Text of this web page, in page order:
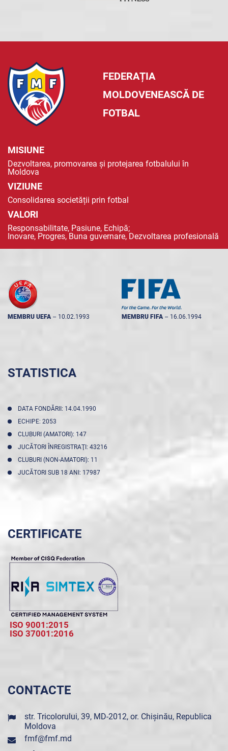
FEDERAȚIA
MOLDOVENEASCĂ DE
FOTBAL
MISIUNE
Dezvoltarea, promovarea și protejarea fotbalului în
Moldova
VIZIUNE
Consolidarea societății prin fotbal
VALORI
Responsabilitate, Pasiune, Echipă;
Inovare, Progres, Buna guvernare, Dezvoltarea profesională
MEMBRU UEFA -- 10.02.1993 MEMBRU FIFA -- 16.06.1994
STATISTICA
DATA FONDĂRII: 14.04.1990
ECHIPE: 2053
CLUBURI (AMATORI): 147
JUCĂTORI ÎNREGISTRAŢI: 43216
CLUBURI (NON-AMATORI): 11
JUCĂTORI SUB 18 ANI: 17987
CERTIFICATE
ISO 9001:2015
ISO 37001:2016
CONTACTE
str. Tricolorului, 39, MD-2012, or. Chișinău, Republica
Moldova
fmf@fmf.md